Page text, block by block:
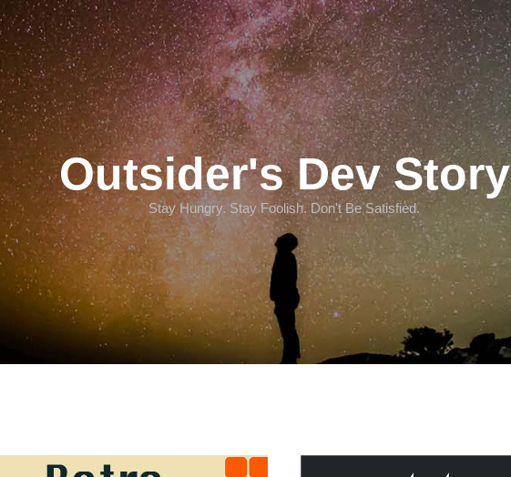
Outsider's Dev Story
Stay Hungry. Stay Foolish. Don't Be Satisfied.